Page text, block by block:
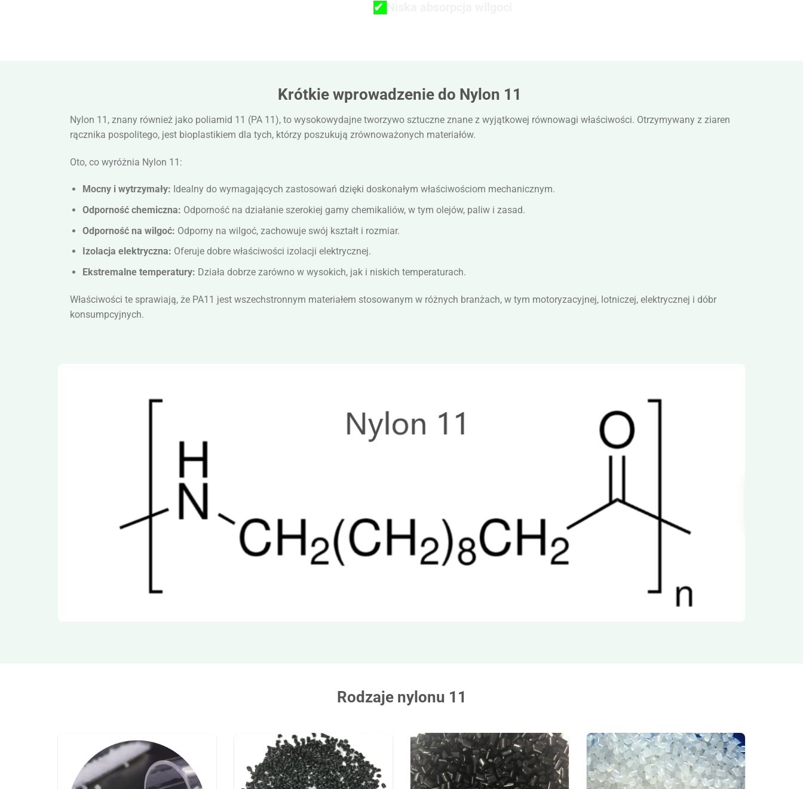
✔
Krótkie wprowadzenie do Nylon 11
Nylon 11, znany również jako poliamid 11 (PA 11), to wysokowydajne tworzywo sztuczne znane z wyjątkowej równowagi właściwości. Otrzymywany z ziaren
rącznika pospolitego, jest bioplastikiem dla tych, którzy poszukują zrównoważonych materiałów.
Oto, co wyróżnia Nylon 11:
Mocny i wytrzymały: Idealny do wymagających zastosowań dzięki doskonałym właściwościom mechanicznym.
Odporność chemiczna: Odporność na działanie szerokiej gamy chemikaliów, w tym olejów, paliw i zasad.
Odporność na wilgoć: Odporny na wilgoć, zachowuje swój kształt i rozmiar.
Izolacja elektryczna: Oferuje dobre właściwości izolacji elektrycznej.
Ekstremalne temperatury: Działa dobrze zarówno w wysokich, jak i niskich temperaturach.
Właściwości te sprawiają, że PA11 jest wszechstronnym materiałem stosowanym w różnych branżach, w tym motoryzacyjnej, lotniczej, elektrycznej i dóbr
konsumpcyjnych.
Rodzaje nylonu 11